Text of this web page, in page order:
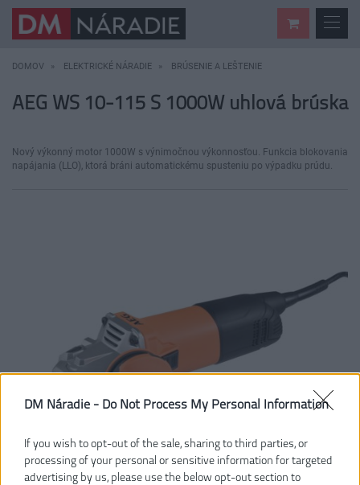
DM Náradie - Do Not Process My Personal Information
If you wish to opt-out of the sale, sharing to third parties, or
processing of your personal or sensitive information for targeted
advertising by us, please use the below opt-out section to
DOMOV ELEKTRICKÉ NÁRADIE BRÚSENIE A LEŠTENIE
AEG WS 10-115 S 1000W uhlová brúska
Nový výkonný motor 1000W s výnimočnou výkonnosťou. Funkcia blokovania
napájania (LLO), ktorá bráni automatickému spusteniu po výpadku prúdu.